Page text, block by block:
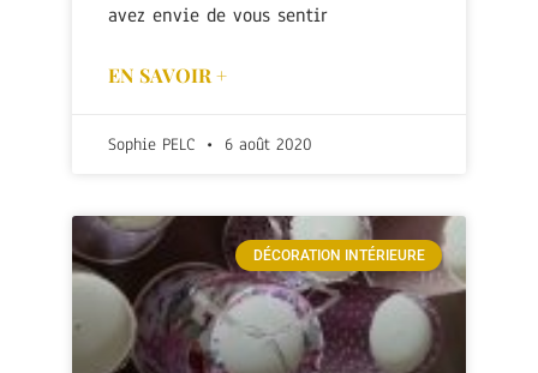
avez envie de vous sentir
EN SAVOIR +
Sophie PELC 6 août 2020
DÉCORATION INTÉRIEURE